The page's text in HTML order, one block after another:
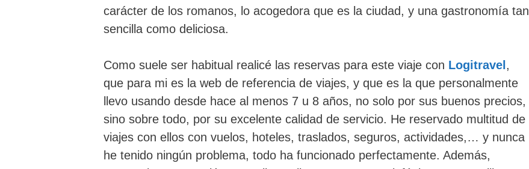
carácter de los romanos, lo acogedora que es la ciudad, y una gastronomía tan
sencilla como deliciosa.
Como suele ser habitual realicé las reservas para este viaje con Logitravel ,
que para mi es la web de referencia de viajes, y que es la que personalmente
llevo usando desde hace al menos 7 u 8 años, no solo por sus buenos precios,
sino sobre todo, por su excelente calidad de servicio. He reservado multitud de
viajes con ellos con vuelos, hoteles, traslados, seguros, actividades,… y nunca
he tenido ningún problema, todo ha funcionado perfectamente. Además,